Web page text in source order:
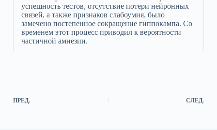
успешность тестов, отсутствие потери нейронных
связей, а также признаков слабоумия, было
замечено постепенное сокращение гиппокампа. Со
временем этот процесс приводил к вероятности
частичной амнезии.
ПРЕД. СЛЕД.